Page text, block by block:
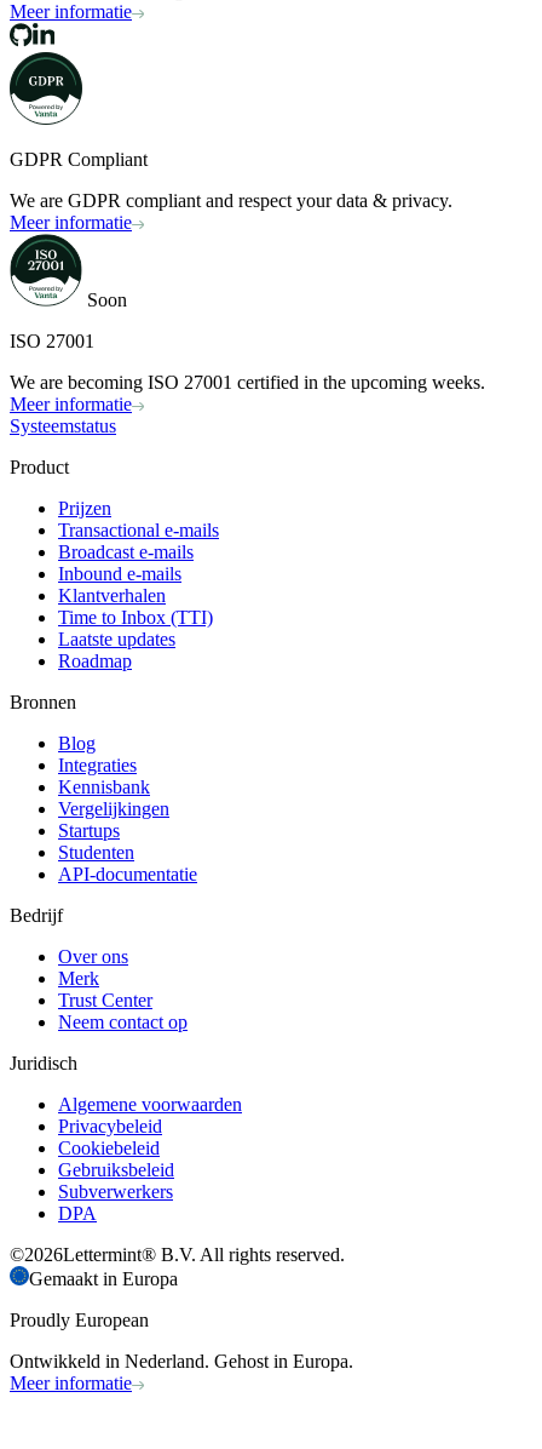
Meer informatie
GDPR Compliant
We are GDPR compliant and respect your data & privacy.
Meer informatie
Soon
ISO 27001
We are becoming ISO 27001 certified in the upcoming weeks.
Meer informatie
Systeemstatus
Product
Prijzen
Transactional e-mails
Broadcast e-mails
Inbound e-mails
Klantverhalen
Time to Inbox (TTI)
Laatste updates
Roadmap
Bronnen
Blog
Integraties
Kennisbank
Vergelijkingen
Startups
Studenten
API-documentatie
Bedrijf
Over ons
Merk
Trust Center
Neem contact op
Juridisch
Algemene voorwaarden
Privacybeleid
Cookiebeleid
Gebruiksbeleid
Subverwerkers
DPA
©2026Lettermint® B.V. All rights reserved.
Gemaakt in Europa
Proudly European
Ontwikkeld in Nederland. Gehost in Europa.
Meer informatie